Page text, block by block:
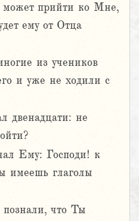
может прийти ко Мне,
ему от Отца
из учеников
и уже не ходили с
двенадцати: не
Ему: Господи! к
имеешь глаголы
что Ты